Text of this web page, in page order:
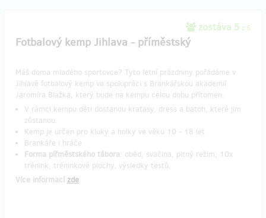
zostáva 5 z 5
Fotbalový kemp Jihlava - příměstský
Máš doma mladého sportovce? Tyto letní prázdniny pořádáme v
Jihlavě fotbalový kemp ve spolupráci s Brankářskou akademií
Jaromíra Blažka, který bude na kempu celou dobu přítomen.
V rámci kempu děti dostanou kraťasy, dress a batoh, které jim
zůstanou.
Kemp je určen pro kluky a holky ve věku 10 - 18 let
Brankáře i hráče
Forma pířměstského tábora: oběd, svačina, pitný režim, 10x
trénink, tréninkové plochy, výsledky testů,
Více informací zde